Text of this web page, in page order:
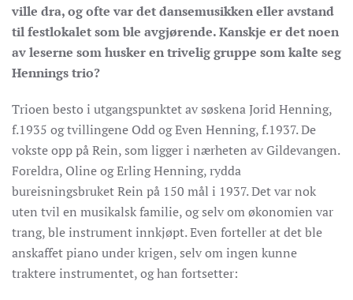
ville dra, og ofte var det dansemusikken eller avstand
til festlokalet som ble avgjørende. Kanskje er det noen
av leserne som husker en trivelig gruppe som kalte seg
Hennings trio?
Trioen besto i utgangspunktet av søskena Jorid Henning,
f.1935 og tvillingene Odd og Even Henning, f.1937. De
vokste opp på Rein, som ligger i nærheten av Gildevangen.
Foreldra, Oline og Erling Henning, rydda
bureisningsbruket Rein på 150 mål i 1937. Det var nok
uten tvil en musikalsk familie, og selv om økonomien var
trang, ble instrument innkjøpt. Even forteller at det ble
anskaffet piano under krigen, selv om ingen kunne
traktere instrumentet, og han fortsetter: